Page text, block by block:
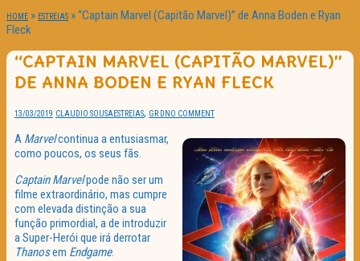
HOME » ESTREIAS »“Captain Marvel (Capitão Marvel)” de Anna Boden e Ryan
Fleck
“CAPTAIN MARVEL (CAPITÃO MARVEL)”
DE ANNA BODEN E RYAN FLECK
13/03/2019 CLAUDIO SOUSAESTREIAS, GR D NO COMMENT
A Marvelcontinua a entusiasmar,
como poucos, os seus fãs.
Captain Marvelpode não ser um
filme extraordinário, mas cumpre
com elevada distinção a sua
função primordial, a de introduzir
a Super-Herói que irá derrotar
Thanosem Endgame.